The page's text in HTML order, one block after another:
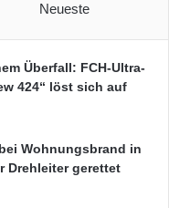
Neueste
Überfall: FCH-Ultra-
424“ löst sich auf
Wohnungsbrand in
Drehleiter gerettet